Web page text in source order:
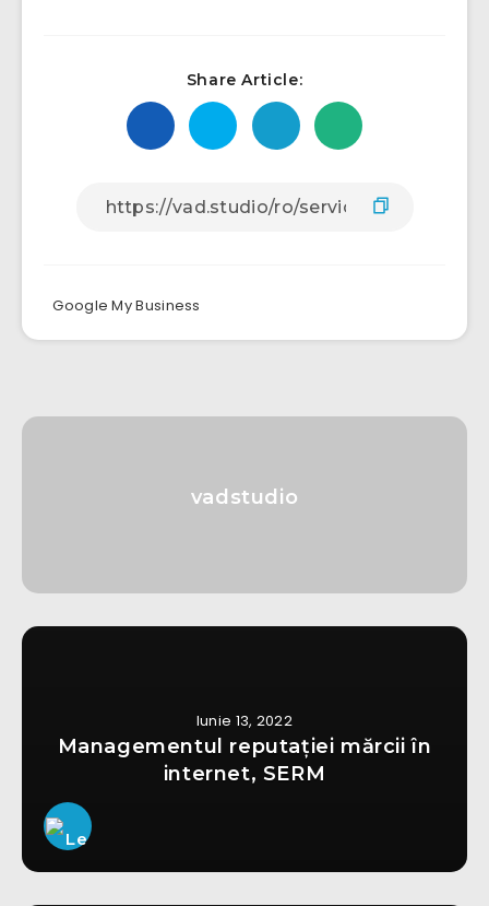
Share Article:
Google My Business
vadstudio
Iunie 13, 2022
Managementul reputației mărcii în
internet, SERM